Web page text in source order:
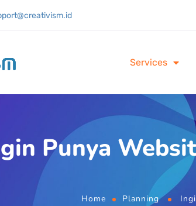
Services
Punya
Home Planning